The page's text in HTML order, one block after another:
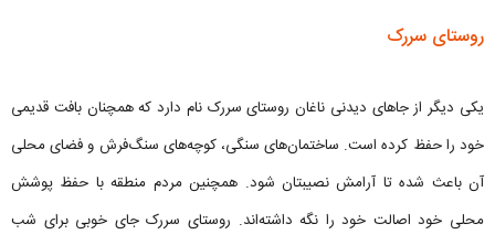
روستای سررک
یکی دیگر از جاهای دیدنی ناغان روستای سررک نام دارد که همچنان بافت قدیمی
خود را حفظ کرده است. ساختمان‌های سنگی، کوچه‌های سنگ‌فرش و فضای محلی
آن باعث شده تا آرامش نصیبتان شود. همچنین مردم منطقه با حفظ پوشش
محلی خود اصالت خود را نگه داشته‌اند. روستای سررک جای خوبی برای شب